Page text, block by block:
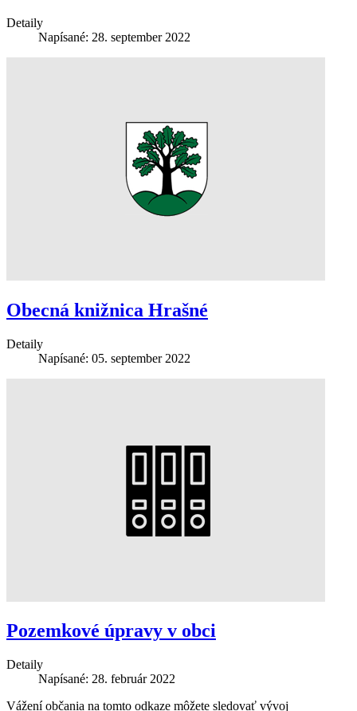
Detaily
Napísané: 28. september 2022
Obecná knižnica Hrašné
Detaily
Napísané: 05. september 2022
Pozemkové úpravy v obci
Detaily
Napísané: 28. február 2022
Vážení občania na tomto odkaze môžete sledovať vývoj